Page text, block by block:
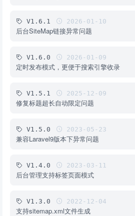
V1.6.1 2026-01-10
后台SiteMap链接异常问题
V1.6.0 2026-01-09
定时发布模式，更便于搜索引擎收录
V1.5.1 2025-12-09
修复标题超长自动限定问题
V1.5.0 2023-05-23
兼容Laravel9版本下异常问题
V1.4.0 2023-03-11
后台管理支持标签页面模式
V1.3.0 2022-12-04
支持sitemap.xml文件生成